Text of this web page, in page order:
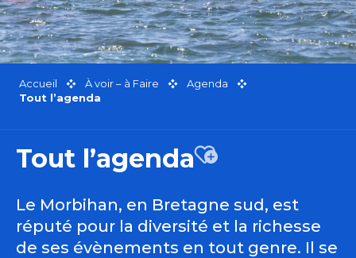
Accueil À voir – à Faire
Agenda
Tout l’agenda
Tout l’agendaAjouter aux
Le Morbihan, en Bretagne sud, est
réputé pour la diversité et la richesse
de ses évènements en tout genre. Il se